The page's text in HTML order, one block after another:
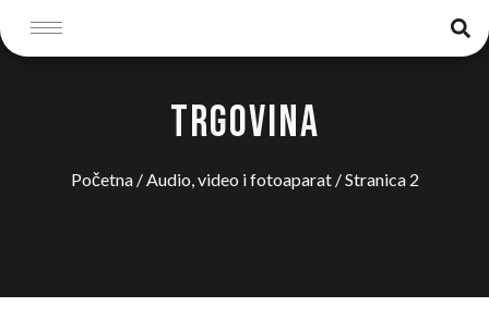
TRGOVINA
Početna/Audio, video i fotoaparat/ Stranica 2